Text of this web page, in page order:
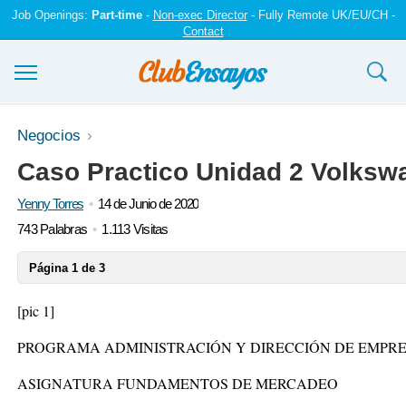
Job Openings: Part-time- Non-exec Director- Fully Remote UK/EU/CH -
Contact
Ensayos y trabajos
Registrarse
Iniciar sesión
Negocios
Caso Practico Unidad 2
Yenny Torres
14 de Junio de 2020
743 Palabras
1.113 Visitas
Página 1 de 3
[pic 1]
PROGRAMA ADMINISTRACIÓN Y DIRECCIÓN DE
ASIGNATURA FUNDAMENTOS DE MERCADEO